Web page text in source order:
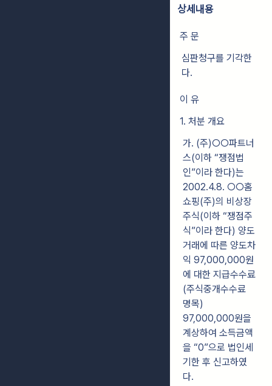
상세내용
주 문
심판청구를 기각한
다.
이 유
1. 처분 개요
가. (주)○○파트너
스(이하 “쟁점법
인”이라 한다)는
2002.4.8. ○○홈
쇼핑(주)의 비상장
주식(이하 “쟁점주
식”이라 한다) 양도
거래에 따른 양도차
익 97,000,000원
에 대한 지급수수료
(주식중개수수료
명목)
97,000,000원을
계상하여 소득금액
을 “0”으로 법인세
기한 후 신고하였
다.